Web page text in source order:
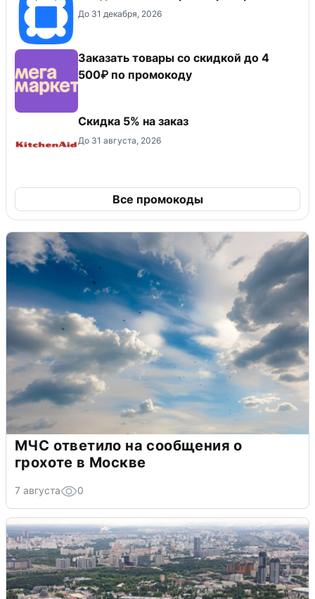
До 31 декабря, 2026
Заказать товары со скидкой до 4
500₽ по промокоду
Скидка 5% на заказ
До 31 августа, 2026
Все промокоды
МЧС ответило на сообщения о
грохоте в Москве
7 августа 0